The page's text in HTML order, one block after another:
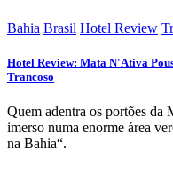
Bahia Brasil Hotel Review
Hotel Review: Mata N'Ativa
Trancoso
Quem adentra os portões da
imerso numa enorme área
na Bahia“.